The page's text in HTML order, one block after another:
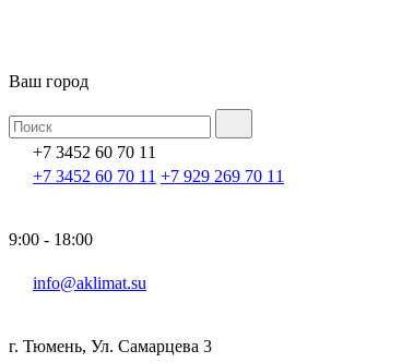
Ваш город
+7 3452 60 70 11
+7 3452 60 70 11 +7 929 269 70 11
9:00 - 18:00
info@aklimat.su
г. Тюмень, Ул. Самарцева 3